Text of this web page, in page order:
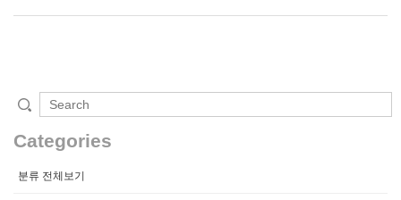
Categories
분류 전체보기